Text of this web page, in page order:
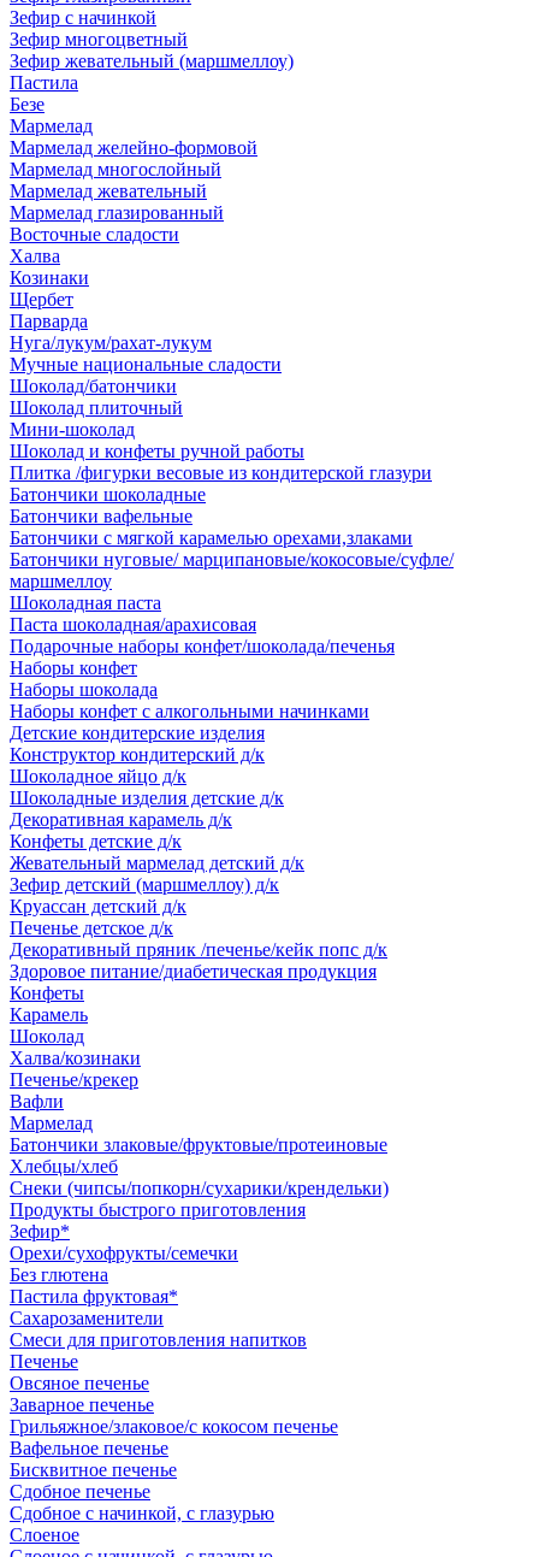
Зефир с начинкой
Зефир многоцветный
Зефир жевательный (маршмеллоу)
Пастила
Безе
Мармелад
Мармелад желейно-формовой
Мармелад многослойный
Мармелад жевательный
Мармелад глазированный
Восточные сладости
Халва
Козинаки
Щербет
Парварда
Нуга/лукум/рахат-лукум
Мучные национальные сладости
Шоколад/батончики
Шоколад плиточный
Мини-шоколад
Шоколад и конфеты ручной работы
Плитка /фигурки весовые из кондитерской глазури
Батончики шоколадные
Батончики вафельные
Батончики с мягкой карамелью орехами,злаками
Батончики нуговые/ марципановые/кокосовые/суфле/
маршмеллоу
Шоколадная паста
Паста шоколадная/арахисовая
Подарочные наборы конфет/шоколада/печенья
Наборы конфет
Наборы шоколада
Наборы конфет с алкогольными начинками
Детские кондитерские изделия
Конструктор кондитерский д/к
Шоколадное яйцо д/к
Шоколадные изделия детские д/к
Декоративная карамель д/к
Конфеты детские д/к
Жевательный мармелад детский д/к
Зефир детский (маршмеллоу) д/к
Круассан детский д/к
Печенье детское д/к
Декоративный пряник /печенье/кейк попс д/к
Здоровое питание/диабетическая продукция
Конфеты
Карамель
Шоколад
Халва/козинаки
Печенье/крекер
Вафли
Мармелад
Батончики злаковые/фруктовые/протеиновые
Хлебцы/хлеб
Снеки (чипсы/попкорн/сухарики/крендельки)
Продукты быстрого приготовления
Зефир*
Орехи/сухофрукты/семечки
Без глютена
Пастила фруктовая*
Сахарозаменители
Смеси для приготовления напитков
Печенье
Овсяное печенье
Заварное печенье
Грильяжное/злаковое/с кокосом печенье
Вафельное печенье
Бисквитное печенье
Сдобное печенье
Сдобное с начинкой, с глазурью
Слоеное